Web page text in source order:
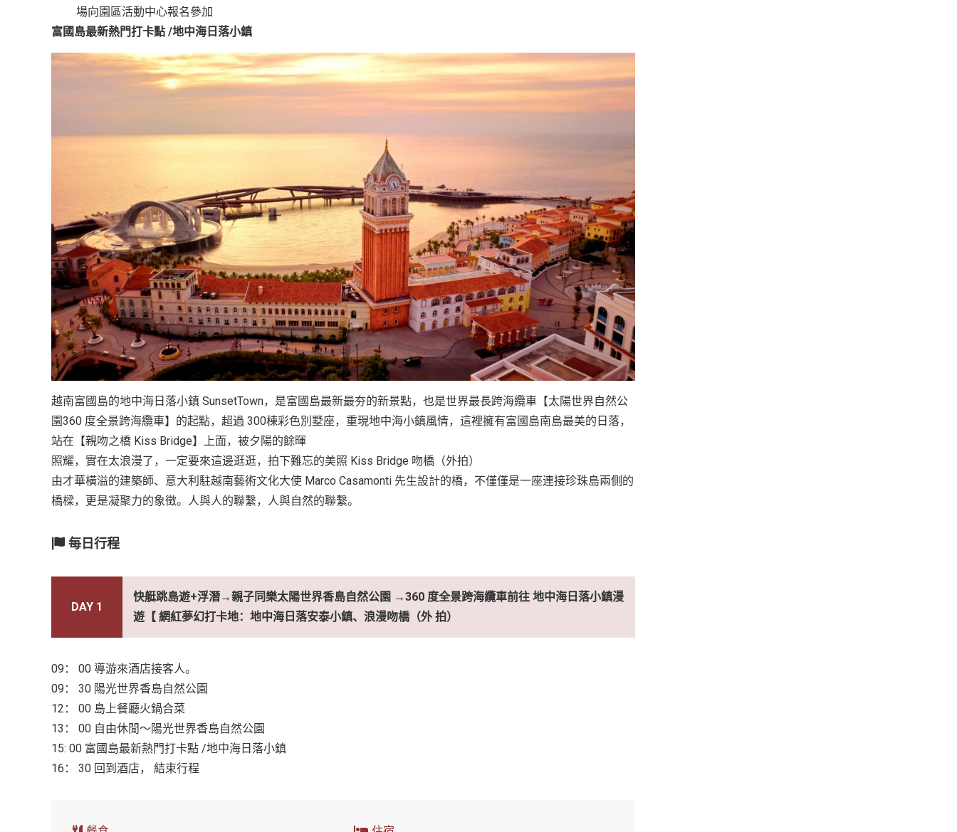
場向園區活動中心報名參加
富國島最新熱門打卡點 /地中海日落小鎮
越南富國島的地中海日落小鎮 SunsetTown，是富國島最新最夯的新景點，也是世界最長跨海纜車【太陽世界自然公
園360 度全景跨海纜車】的起點，超過 300棟彩色別墅座，重現地中海小鎮風情，這裡擁有富國島南島最美的日落，
站在【親吻之橋 Kiss Bridge】上面，被夕陽的餘暉
照耀，實在太浪漫了，一定要來這邊逛逛，拍下難忘的美照 Kiss Bridge 吻橋（外拍）
由才華橫溢的建築師、意大利駐越南藝術文化大使 Marco Casamonti 先生設計的橋，不僅僅是一座連接珍珠島兩側的
橋樑，更是凝聚力的象徵。人與人的聯繫，人與自然的聯繫。
每日行程
DAY 1
快艇跳島遊+浮潛→親子同樂太陽世界香島自然公園 →360 度全景跨海纜車前往 地中海日落小鎮漫
遊【 網紅夢幻打卡地：地中海日落安泰小鎮、浪漫吻橋（外 拍）
09： 00 導游來酒店接客人。
09： 30 陽光世界香島自然公園
12： 00 島上餐廳火鍋合菜
13： 00 自由休閒～陽光世界香島自然公園
15: 00 富國島最新熱門打卡點 /地中海日落小鎮
16： 30 回到酒店， 結束行程